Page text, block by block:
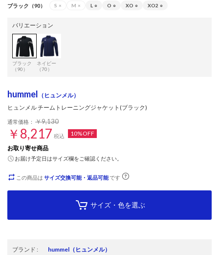
ブラック（90） S × M × L ○ O ○ XO ○ XO2 ○
バリエーション
ブラック
（90）
ネイビー
（70）
hummel （ヒュンメル）
ヒュンメル チームトレーニングジャケット(ブラック)
通常価格： ￥9,130
￥8,217 税込
10%OFF
お取り寄せ商品
お届け予定日はサイズ欄をご確認ください。
この商品は サイズ交換可能・返品可能です
サイズ・色を選ぶ
ブランド : hummel （ヒュンメル）